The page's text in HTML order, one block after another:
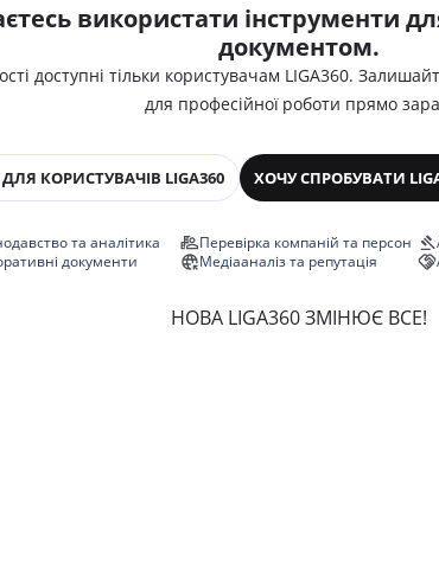
використати інструменти
документом.
доступні тільки користувачам LIGA360.
для професійної роботи прямо
ДЛЯ КОРИСТУВАЧІВ LIGA360 ХОЧУ СПРОБУВАТИ
та аналітика
документи
Перевірка компаній та персон
Медіааналіз та репутація
НОВА LIGA360 ЗМІНЮЄ ВСЕ!